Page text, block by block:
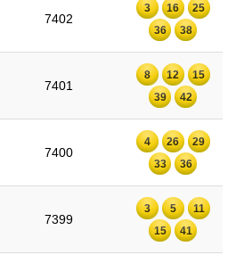
7402
3 16
25
36
38
7401
8 12
15
39
42
7400
4 26
29
33
36
7399
3 5
11
15
41